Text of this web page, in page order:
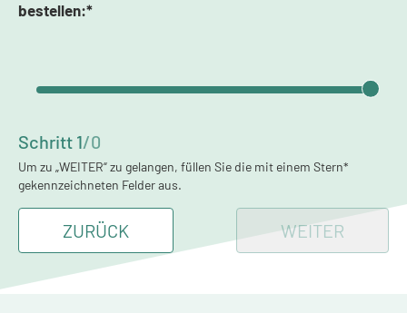
bestellen:*
Schritt 1/0
Um zu „WEITER“ zu gelangen, füllen Sie die mit einem Stern*
gekennzeichneten Felder aus.
ZURÜCK WEITER